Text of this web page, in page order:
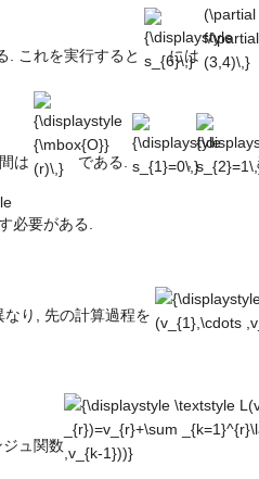
. これを実行すると
s_{6}\,}
には
(\partial
f/
(3,4)\,}
は
{\mbox{O}}
(r)\,}
である.
,
必要がある.
り, 先の計算過程を
,v_{k-
ュ関数
,v_{r};\lambda
_{1},\cdots
,\lambda